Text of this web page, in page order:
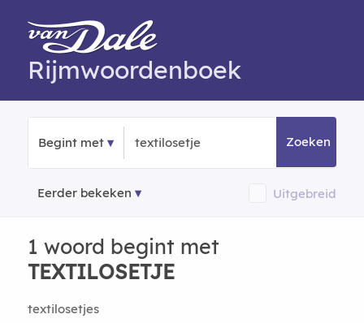
Rijmwoordenboek
Begint met Zoeken
Eerder bekeken Uitgebreid
1 woord begint met
TEXTILOSETJE
textilosetjes